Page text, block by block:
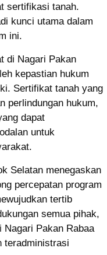
sertifikasi tanah.
kunci utama dalam
ini.
di Nagari Pakan
kepastian hukum
Sertifikat tanah yang
perlindungan hukum,
dapat
untuk
Selatan menegaskan
percepatan program
tertib
semua pihak,
Nagari Pakan Rabaa
teradministrasi